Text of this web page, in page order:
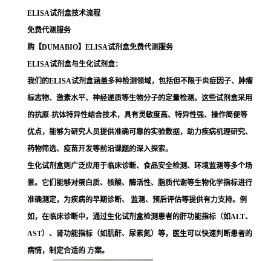
ELISA试剂盒技术流程
免费代测服务
购【DUMABIO】ELISA试剂盒免费代测服务
ELISA试剂盒与生化试剂盒：
我们的ELISA试剂盒涵盖多种检测领域，包括但不限于炎症因子、 肿瘤
标志物、 激素水平、神经递质等生物分子的定量检测。这些试剂盒采用
的抗原-抗体特异性结合技术，具有灵敏度高、特异性强、操作简便等
优点，能够为研究人员提供准确可靠的实验数据，助力疾病机理研究、
药物筛选、疫苗开发等前沿课题的深入探索。
生化试剂盒则广泛应用于临床诊断、食品安全检测、环境监测等多个场
景。它们能够对蛋白质、核酸、酶活性、脂质代谢等生物化学指标进行
准确测定，为疾病的早期诊断、 监测、预后评估等提供有力支持。例
如，在临床诊断中，通过生化试剂盒检测患者的肝功能指标（如ALT、
AST）、肾功能指标（如肌酐、 尿素氮）等，医生可以快速判断患者的
病情，制定合适的 方案。